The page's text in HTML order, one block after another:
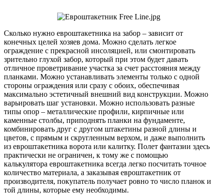
Сколько нужно евроштакетника на забор – зависит от
конечных целей хозяев дома. Можно сделать легкое
ограждение с прекрасной инсоляцией, или смонтировать
зрительно глухой забор, который при этом будет давать
отличное проветривание участка за счет расстояния между
планками. Можно устанавливать элементы только с одной
стороны ограждения или сразу с обоих, обеспечивая
максимально эстетичный внешний вид конструкции. Можно
варьировать шаг установки. Можно использовать разные
типы опор – металлические профили, кирпичные или
каменные столбы, приподнять планки на фундаменте,
комбинировать друг с другом штакетины разной длины и
цветов, с прямым и скругленным верхом, и даже выполнить
из евроштакетника ворота или калитку. Полет фантазии здесь
практически не ограничен, к тому же с помощью
калькулятора евроштакетника всегда легко посчитать точное
количество материала, а заказывая евроштакетник от
производителя, покупатель получает ровно то число планок и
той длины, которые ему необходимы.